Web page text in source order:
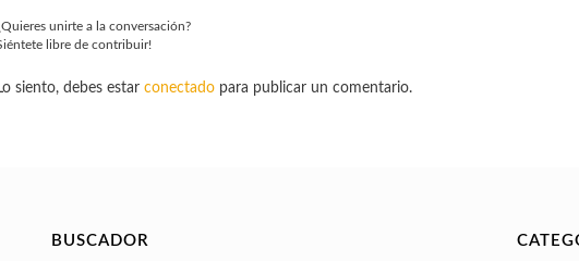
unirte a la conversación?
libre de contribuir!
Lo siento, debes estar conectadopara publicar un comentario.
BUSCADOR